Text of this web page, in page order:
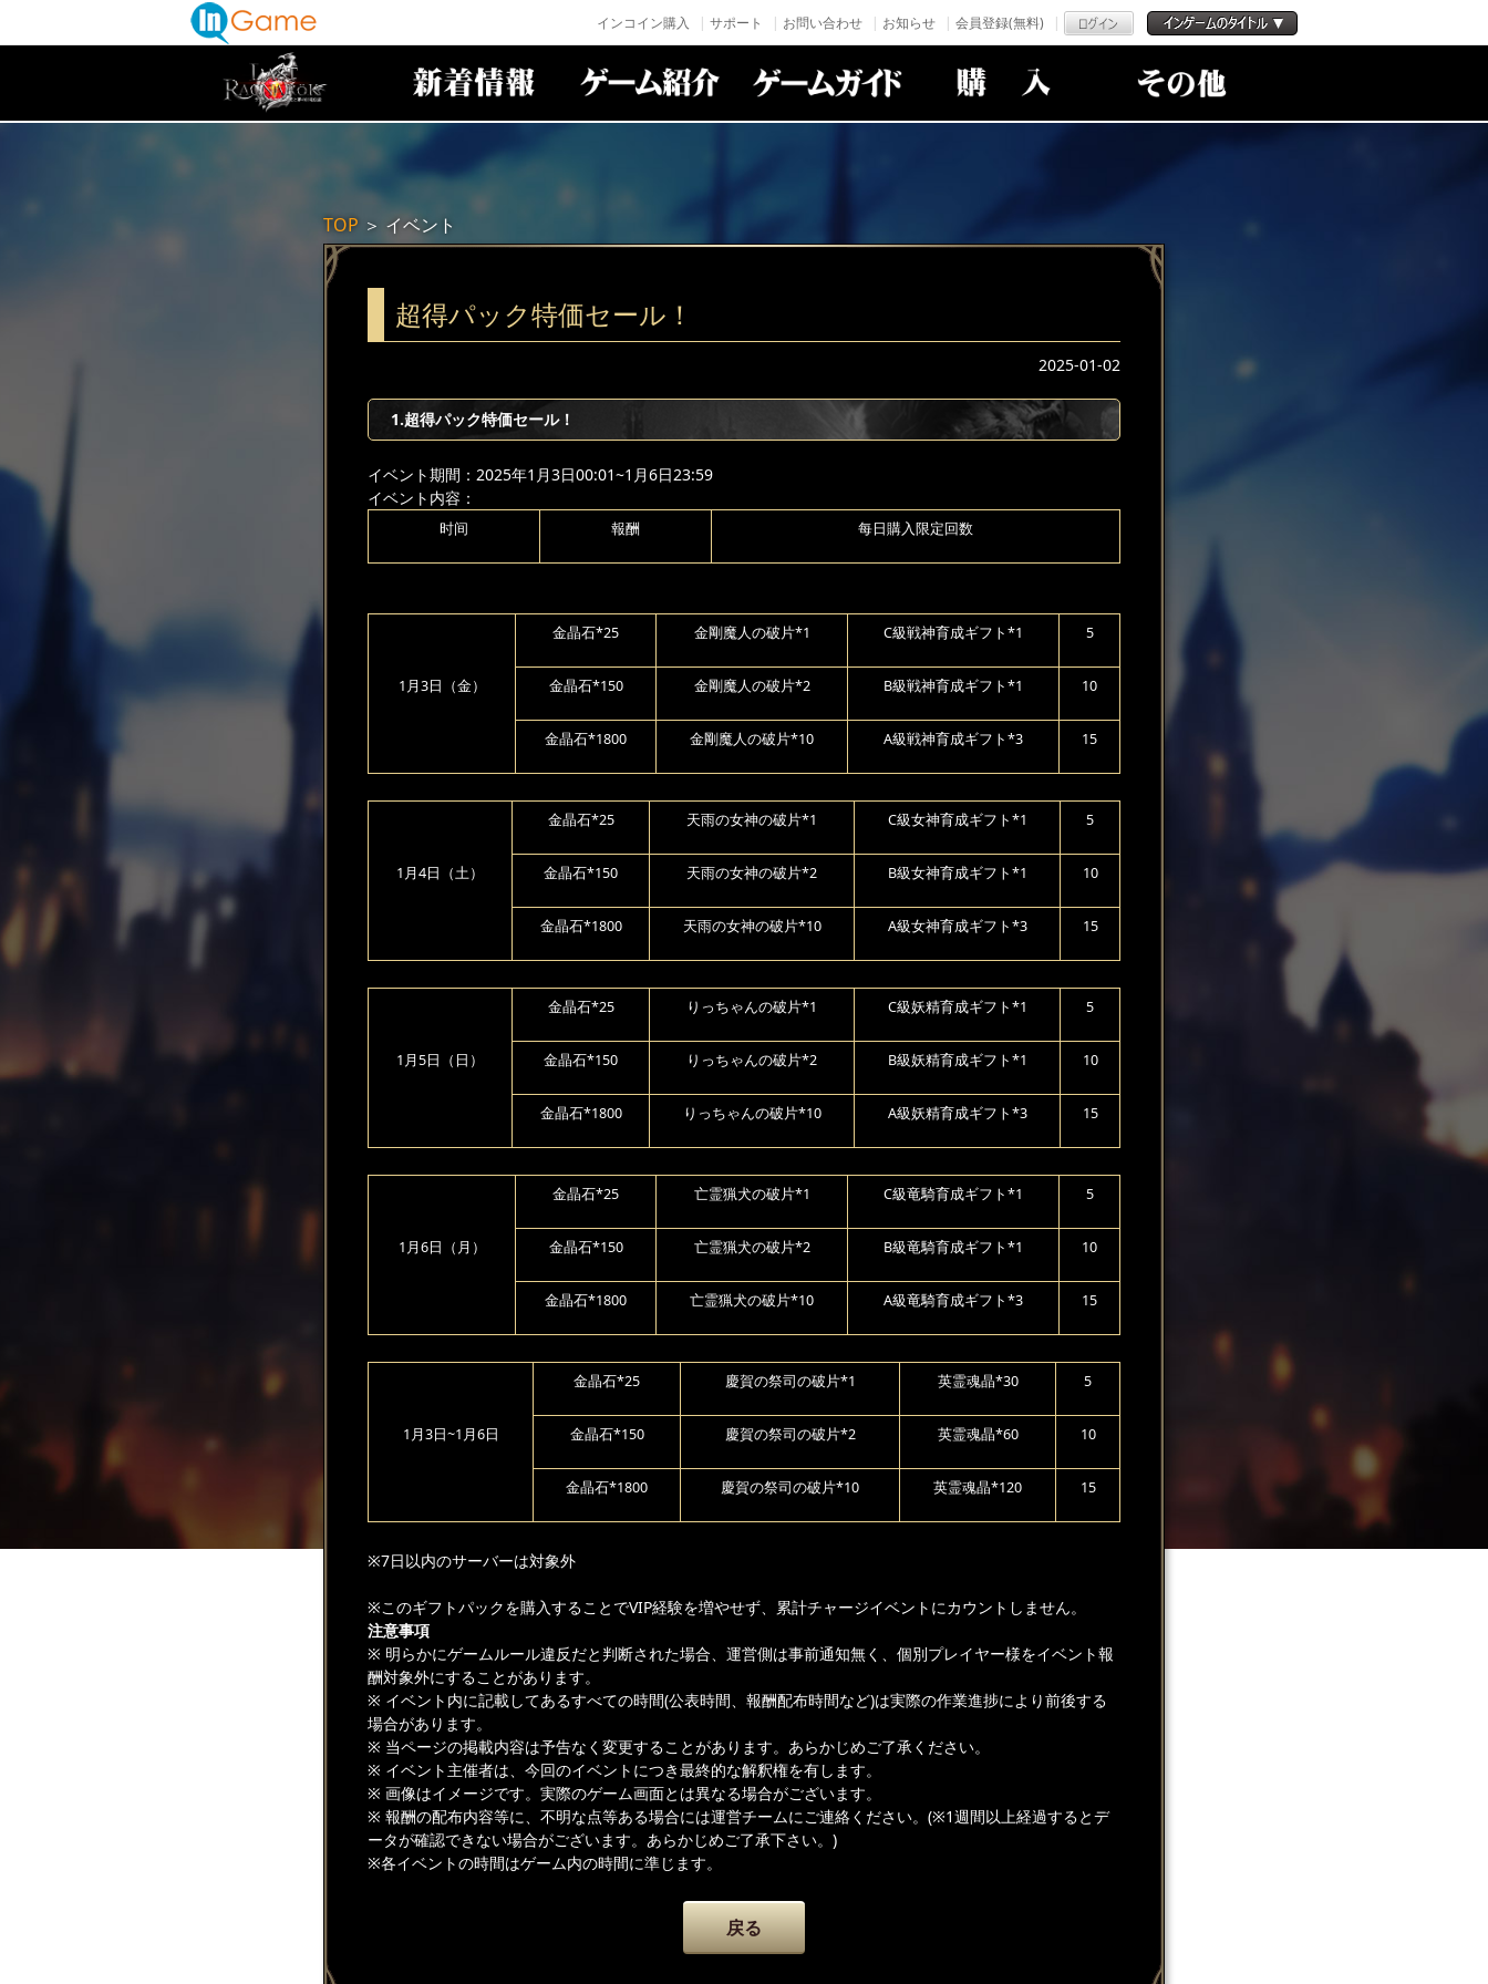
インコイン購入 サポート お問い合わせ お知らせ 会員登録(無料)
TOP ＞ イベント
超得パック特価セール！
2025-01-02
1.超得パック特価セール！
イベント期間：2025年1月3日00:01~1月6日23:59
イベント内容：
时间 報酬 每日購入限定回数
1月3日（金）
金晶石*25 金剛魔人の破片*1 C級戦神育成ギフト*1 5
金晶石*150 金剛魔人の破片*2 B級戦神育成ギフト*1 10
金晶石*1800 金剛魔人の破片*10 A級戦神育成ギフト*3 15
1月4日（土）
金晶石*25 天雨の女神の破片*1 C級女神育成ギフト*1 5
金晶石*150 天雨の女神の破片*2 B級女神育成ギフト*1 10
金晶石*1800 天雨の女神の破片*10 A級女神育成ギフト*3 15
1月5日（日）
金晶石*25 りっちゃんの破片*1 C級妖精育成ギフト*1 5
金晶石*150 りっちゃんの破片*2 B級妖精育成ギフト*1 10
金晶石*1800 りっちゃんの破片*10 A級妖精育成ギフト*3 15
1月6日（月）
金晶石*25 亡霊猟犬の破片*1 C級竜騎育成ギフト*1 5
金晶石*150 亡霊猟犬の破片*2 B級竜騎育成ギフト*1 10
金晶石*1800 亡霊猟犬の破片*10 A級竜騎育成ギフト*3 15
1月3日~1月6日
金晶石*25 慶賀の祭司の破片*1 英霊魂晶*30 5
金晶石*150 慶賀の祭司の破片*2 英霊魂晶*60 10
金晶石*1800 慶賀の祭司の破片*10 英霊魂晶*120 15
※7日以内のサーバーは対象外
※このギフトパックを購入することでVIP経験を増やせず、累計チャージイベントにカウントしません。
注意事項
※ 明らかにゲームルール違反だと判断された場合、運営側は事前通知無く、個別プレイヤー様をイベント報
酬対象外にすることがあります。
※ イベント内に記載してあるすべての時間(公表時間、報酬配布時間など)は実際の作業進捗により前後する
場合があります。
※ 当ページの掲載内容は予告なく変更することがあります。あらかじめご了承ください。
※ イベント主催者は、今回のイベントにつき最終的な解釈権を有します。
※ 画像はイメージです。実際のゲーム画面とは異なる場合がございます。
※ 報酬の配布内容等に、不明な点等ある場合には運営チームにご連絡ください。(※1週間以上経過するとデ
ータが確認できない場合がございます。あらかじめご了承下さい。)
※各イベントの時間はゲーム内の時間に準じます。
戻る